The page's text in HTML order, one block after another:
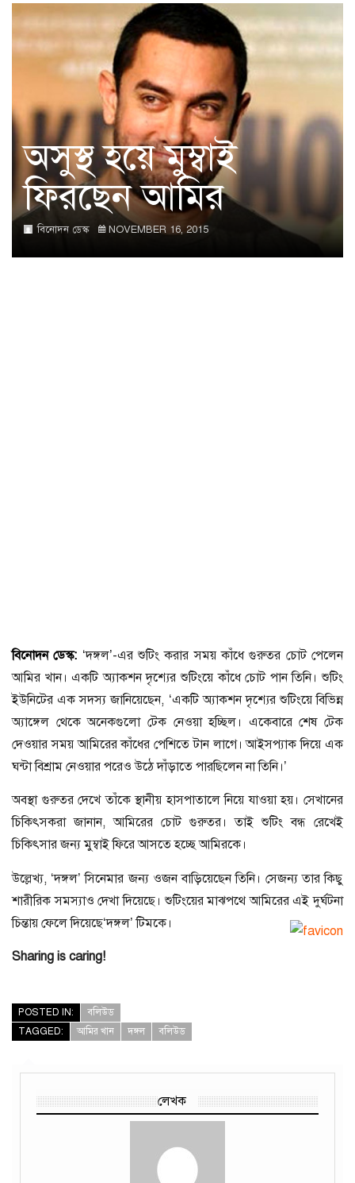
অসুস্থ হয়ে মুম্বাই
ফিরছেন আমির
বিনোদন ডেস্ক NOVEMBER 16, 2015
বিনোদন ডেস্ক: ‘দঙ্গল’-এর শুটিং করার সময় কাঁধে গুরুতর চোট পেলেন
আমির খান। একটি অ্যাকশন দৃশ্যের শুটিংয়ে কাঁধে চোট পান তিনি। শুটিং
ইউনিটের এক সদস্য জানিয়েছেন, ‘একটি অ্যাকশন দৃশ্যের শুটিংয়ে বিভিন্ন
অ্যাঙ্গেল থেকে অনেকগুলো টেক নেওয়া হচ্ছিল। একেবারে শেষ টেক
দেওয়ার সময় আমিরের কাঁধের পেশিতে টান লাগে। আইসপ্যাক দিয়ে এক
ঘন্টা বিশ্রাম নেওয়ার পরেও উঠে দাঁড়াতে পারছিলেন না তিনি।’
অবস্থা গুরুতর দেখে তাঁকে স্থানীয় হাসপাতালে নিয়ে যাওয়া হয়। সেখানের
চিকিৎসকরা জানান, আমিরের চোট গুরুতর। তাই শুটিং বন্ধ রেখেই
চিকিৎসার জন্য মুম্বাই ফিরে আসতে হচ্ছে আমিরকে।
উল্লেখ্য, ‘দঙ্গল’ সিনেমার জন্য ওজন বাড়িয়েছেন তিনি। সেজন্য তার কিছু
শারীরিক সমস্যাও দেখা দিয়েছে। শুটিংয়ের মাঝপথে আমিরের এই দুর্ঘটনা
চিন্তায় ফেলে দিয়েছে‘দঙ্গল’ টিমকে।
Sharing is caring!
POSTED IN:
বলিউড
TAGGED:
আমির খান দঙ্গল বলিউড
লেখক